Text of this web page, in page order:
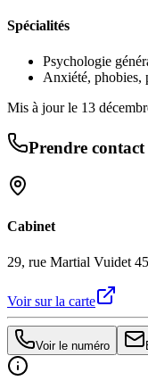
Spécialités
Psychologie
Anxiété, phobies,
Mis à jour le 13
Prendre contact
Cabinet
29, rue Martial Vuidet
Voir sur la carte
Voir le numéro